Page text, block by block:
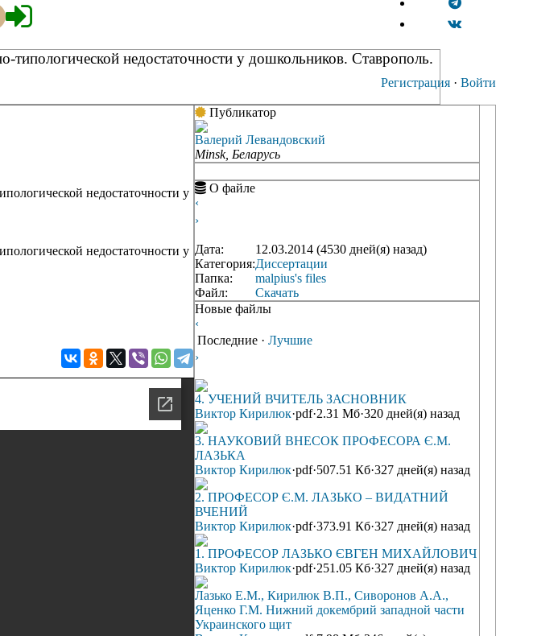
Регистрация · Войти
типологической недостаточности у дошкольников. Ставрополь.
недостаточности у
недостаточности у
Публикатор
Валерий Левандовский
Minsk, Беларусь
О файле
‹
›
Дата:
12.03.2014 (4530 дней(я) назад)
Категория:Диссертации
Папка:
malpius's files
Файл:
Скачать
Новые файлы
‹
Последние · Лучшие
›
4. УЧЕНИЙ ВЧИТЕЛЬ ЗАСНОВНИК
Виктор Кирилюк·pdf·2.31 Мб·320 дней(я) назад
3. НАУКОВИЙ ВНЕСОК ПРОФЕСОРА Є.М.
ЛАЗЬКА
Виктор Кирилюк·pdf·507.51 Кб·327 дней(я) назад
2. ПРОФЕСОР Є.М. ЛАЗЬКО – ВИДАТНИЙ
ВЧЕНИЙ
Виктор Кирилюк·pdf·373.91 Кб·327 дней(я) назад
1. ПРОФЕСОР ЛАЗЬКО ЄВГЕН МИХАЙЛОВИЧ
Виктор Кирилюк·pdf·251.05 Кб·327 дней(я) назад
Лазько Е.М., Кирилюк В.П., Сиворонов А.А.,
Яценко Г.М. Нижний докембрий западной части
Украинского щит